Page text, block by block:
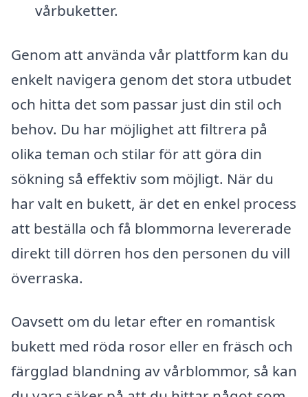
vårbuketter.
Genom att använda vår plattform kan du
enkelt navigera genom det stora utbudet
och hitta det som passar just din stil och
behov. Du har möjlighet att filtrera på
olika teman och stilar för att göra din
sökning så effektiv som möjligt. När du
har valt en bukett, är det en enkel process
att beställa och få blommorna levererade
direkt till dörren hos den personen du vill
överraska.
Oavsett om du letar efter en romantisk
bukett med röda rosor eller en fräsch och
färgglad blandning av vårblommor, så kan